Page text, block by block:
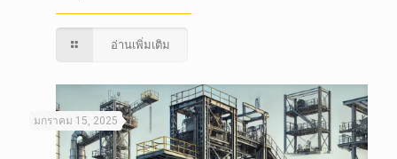
อ่านเพิ่มเติม
มกราคม 15, 2025